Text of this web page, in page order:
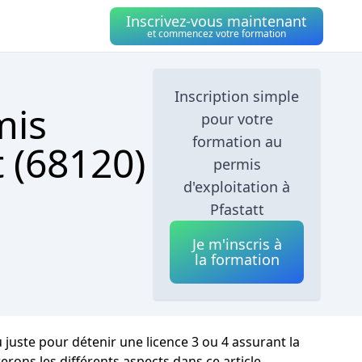
Inscrivez-vous maintenant
et commencez votre formation
Inscription simple
pour votre
formation au
permis
d'exploitation à
Pfastatt
Je m'inscris à
la formation
pour détenir une licence 3 ou 4 assurant la